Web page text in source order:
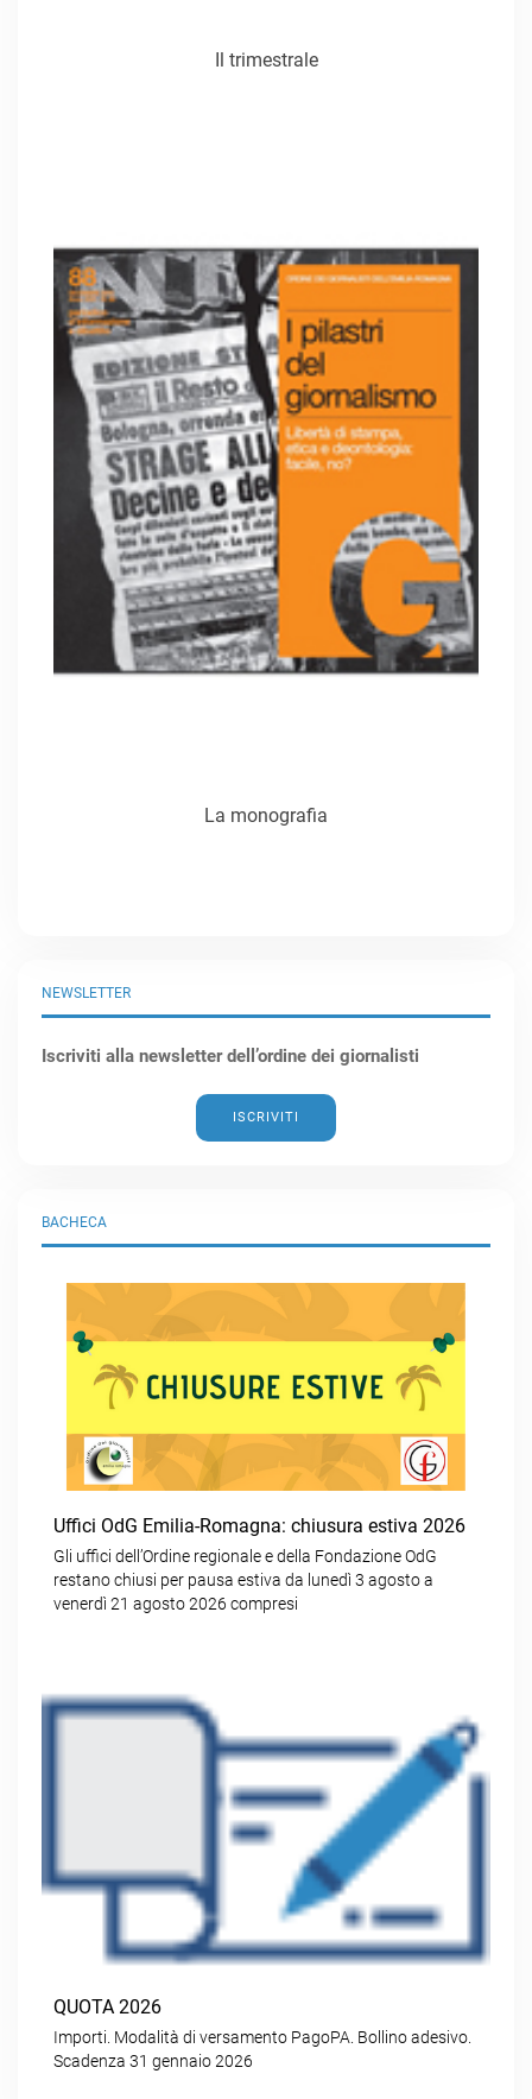
BACHECA
Uffici OdG Emilia-Romagna: chiusura estiva 2026
Gli uffici dell’Ordine regionale e della Fondazione OdG
restano chiusi per pausa estiva da lunedì 3 agosto a
venerdì 21 agosto 2026 compresi
QUOTA 2026
Importi. Modalità di versamento PagoPA. Bollino adesivo.
Scadenza 31 gennaio 2026
NEWSLETTER
Iscriviti alla newsletter dell’ordine dei giornalisti
ISCRIVITI
Il trimestrale
La monografia